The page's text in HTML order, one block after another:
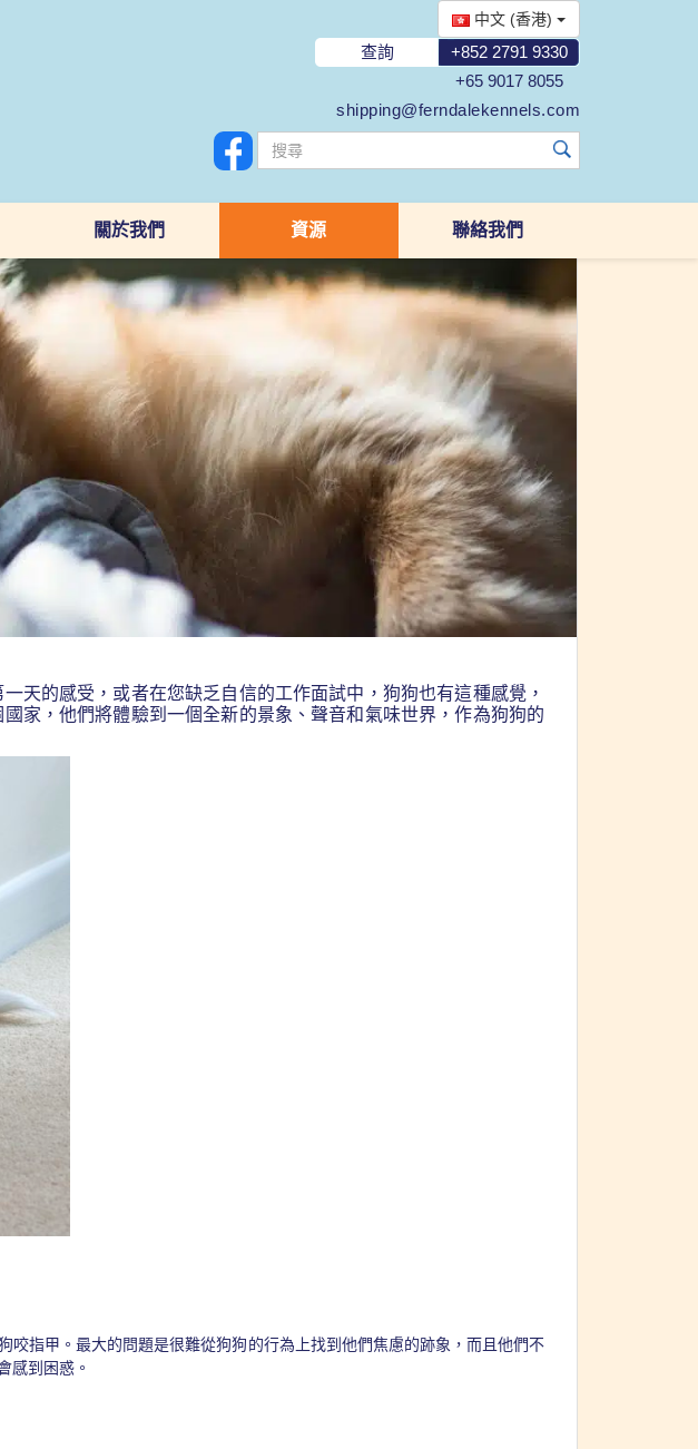
中文 (香港)
查詢
+852 2791 9330
+65 9017 8055
shipping@ferndalekennels.com
關於我們 資源 聯絡我們
天的感受，或者在您缺乏自信的工作面試中，狗狗也有這種感覺，
家，他們將體驗到一個全新的景象、聲音和氣味世界，作為狗狗的
指甲。最大的問題是很難從狗狗的行為上找到他們焦慮的跡象，而且他們不
感到困惑。